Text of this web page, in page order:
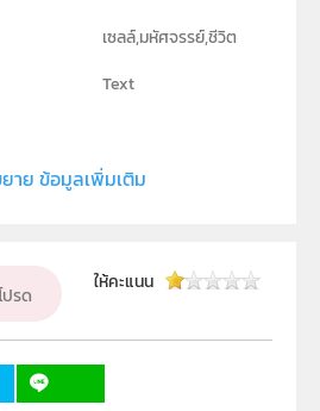
เซลล์,มหัศจรรย์,ชีวิต
Text
าย ข้อมูลเพิ่มเติม
ปรด
ให้คะแนน